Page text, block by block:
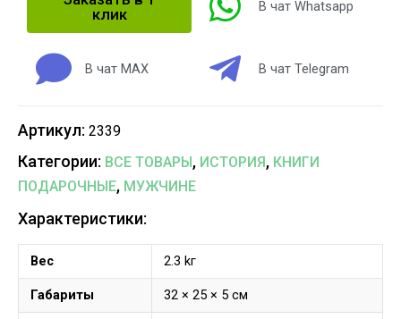
клик
В чат Whatsapp
В чат MAX В чат Telegram
Артикул: 2339
Категории: ВСЕ ТОВАРЫ, ИСТОРИЯ, КНИГИ
ПОДАРОЧНЫЕ, МУЖЧИНЕ
Характеристики:
Вес 2.3 kг
Габариты 32 × 25 × 5 см